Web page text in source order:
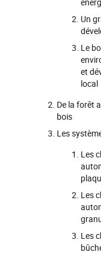
Un
Le
et
local
De la forêt
bois
Les
Les
Les
Les